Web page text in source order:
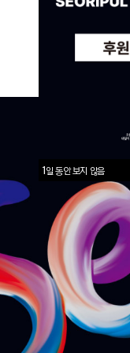
1일 동안 보지 않음